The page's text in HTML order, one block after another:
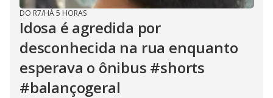
DO R7/HÁ 5 HORAS
Idosa é agredida por
desconhecida na rua enquanto
esperava o ônibus #shorts
#balançogeral